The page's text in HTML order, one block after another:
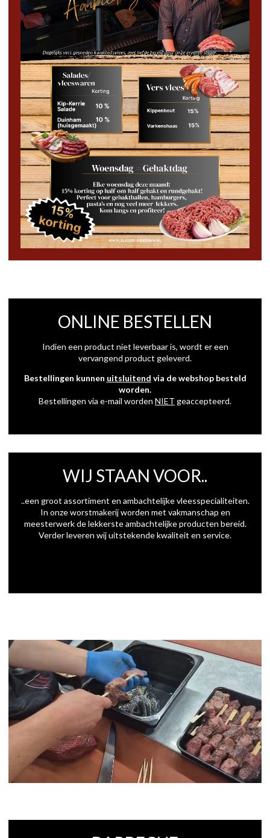
ONLINE BESTELLEN
Indien een product niet leverbaar is, wordt er een
vervangend product geleverd.
Bestellingen kunnen uitsluitend via de webshop besteld
worden.
Bestellingen via e-mail worden NIET geaccepteerd.
WIJ STAAN VOOR..
..een groot assortiment en ambachtelijke vleesspecialiteiten.
In onze worstmakerij worden met vakmanschap en
meesterwerk de lekkerste ambachtelijke producten bereid.
Verder leveren wij uitstekende kwaliteit en service.